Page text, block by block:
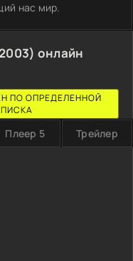
нас мир.
онлайн
ПО ОПРЕДЕЛЕННОЙ
Плеер 5 Трейлер